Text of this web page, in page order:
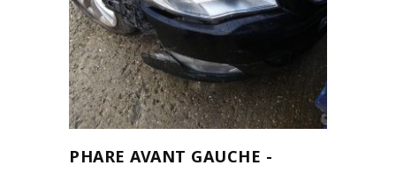
AJOUTER AU PANIER
PHARE AVANT GAUCHE -